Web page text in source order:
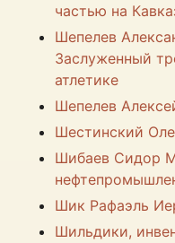
частью на
Шепелев
Заслуженный
атлетике
Шепелев
Шестинский
Шибаев Сидор
Шик Рафаэль
Шильдики,